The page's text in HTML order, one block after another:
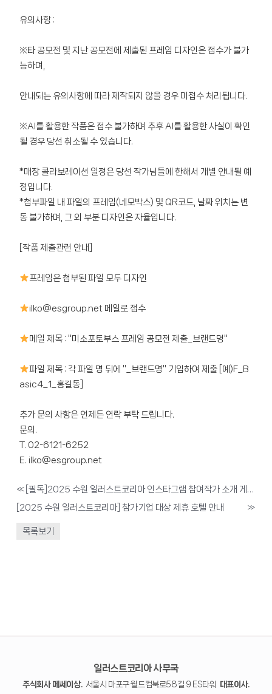
유의사항 :
※타 공모전 및 지난 공모전에 제출된 프레임 디자인은 접수가 불가
능하며,
안내되는 유의사항에 따라 제작되지 않을 경우 미접수 처리됩니다.
※AI를 활용한 작품은 접수 불가하며 추후 AI를 활용한 사실이 확인
될 경우 당선 취소될 수 있습니다.
*매장 콜라보레이션 일정은 당선 작가님들에 한해서 개별 안내될 예
정입니다.
*첨부파일 내 파일의 프레임(네모박스) 및 QR코드, 날짜 위치는 변
동 불가하며, 그 외 부분 디자인은 자율입니다.
[작품 제출관련 안내]
프레임은 첨부된 파일 모두 디자인
ilko@esgroup.net 메일로 접수
메일 제목 : "미소포토부스 프레임 공모전 제출_브랜드명"
파일 제목 : 각 파일 명 뒤에 "_브랜드명" 기입하여 제출 [예)F_B
asic4_1_홍길동]
추가 문의 사항은 언제든 연락 부탁 드립니다.
문의.
T. 02-6121-6252
E. ilko@esgroup.net
«
[필독]2025 수원 일러스트코리아 인스타그램 참여작가 소개 게시물 업로드 안내
[2025 수원 일러스트코리아] 참가기업 대상 제휴 호텔 안내
»
목록보기
일러스트코리아 사무국
주식회사 메쎄이상.서울시 마포구 월드컵북로58길 9 ES타워 대표이사.